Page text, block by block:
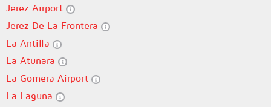
Jerez Airport
Jerez De La Frontera
La Antilla
La Atunara
La Gomera Airport
La Laguna